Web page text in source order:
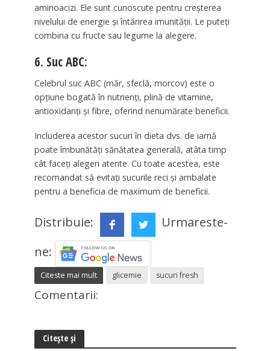
aminoacizi. Ele sunt cunoscute pentru creșterea
nivelului de energie și întărirea imunității. Le puteți
combina cu fructe sau legume la alegere.
6. Suc ABC:
Celebrul suc ABC (măr, sfeclă, morcov) este o
opțiune bogată în nutrienți, plină de vitamine,
antioxidanți și fibre, oferind nenumărate beneficii.
Includerea acestor sucuri în dieta dvs. de iarnă
poate îmbunătăți sănătatea generală, atâta timp
cât faceți alegeri atente. Cu toate acestea, este
recomandat să evitați sucurile reci și ambalate
pentru a beneficia de maximum de beneficii.
Distribuie:
Urmareste-
ne:
Citeste mai mult glicemie sucuri fresh
Comentarii:
Citește și